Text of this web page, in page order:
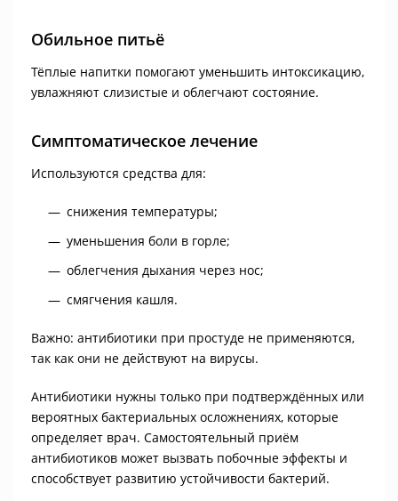
Обильное питьё
Тёплые напитки помогают уменьшить интоксикацию,
увлажняют слизистые и облегчают состояние.
Симптоматическое лечение
Используются средства для:
снижения температуры;
уменьшения боли в горле;
облегчения дыхания через нос;
смягчения кашля.
Важно: антибиотики при простуде не применяются,
так как они не действуют на вирусы.
Антибиотики нужны только при подтверждённых или
вероятных бактериальных осложнениях, которые
определяет врач. Самостоятельный приём
антибиотиков может вызвать побочные эффекты и
способствует развитию устойчивости бактерий.